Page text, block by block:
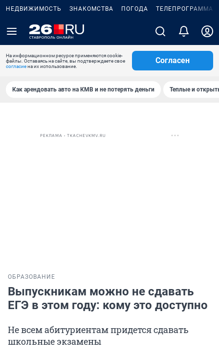
НЕДВИЖИМОСТЬ ЗНАКОМСТВА ПОГОДА ТЕЛЕПРОГРАММА
На информационном ресурсе применяются cookie-
файлы. Оставаясь на сайте, вы подтверждаете свое
согласиена их использование.
Согласен
Как арендовать авто на КМВ и не потерять деньги Теплые и
РЕКЛАМА • TKACHEVKMV.RU
ОБРАЗОВАНИЕ
Выпускникам можно не сдавать
ЕГЭ в этом году: кому это доступно
Не всем абитуриентам придется сдавать
школьные экзамены